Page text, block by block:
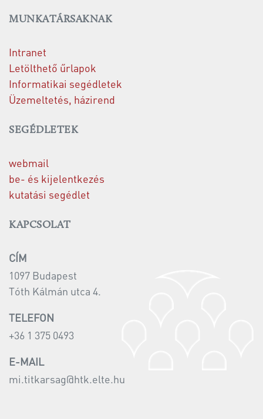
MUNKATÁRSAKNAK
Intranet
Letölthető űrlapok
Informatikai segédletek
Üzemeltetés, házirend
SEGÉDLETEK
webmail
be- és kijelentkezés
kutatási segédlet
KAPCSOLAT
CÍM
1097 Budapest
Tóth Kálmán utca 4.
TELEFON
+36 1 375 0493
E-MAIL
mi.titkarsag@htk.elte.hu